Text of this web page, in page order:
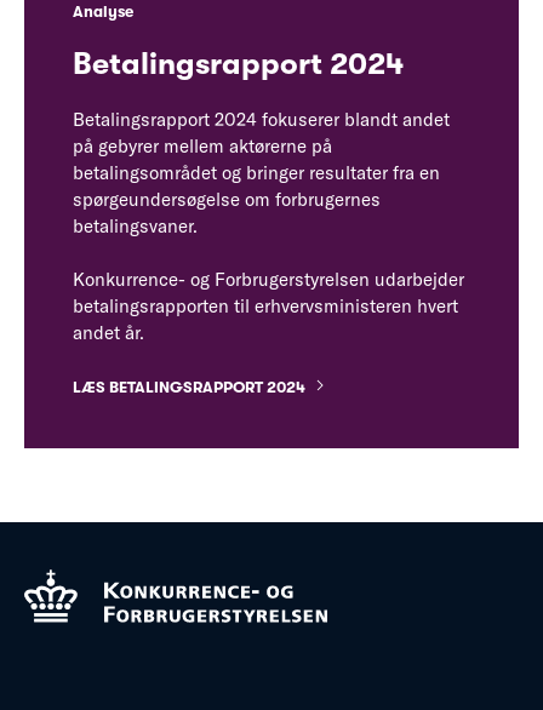
Analyse
Betalingsrapport 2024
Betalingsrapport 2024 fokuserer blandt andet
på gebyrer mellem aktørerne på
betalingsområdet og bringer resultater fra en
spørgeundersøgelse om forbrugernes
betalingsvaner.
Konkurrence- og Forbrugerstyrelsen udarbejder
betalingsrapporten til erhvervsministeren hvert
andet år.
LÆS BETALINGSRAPPORT 2024